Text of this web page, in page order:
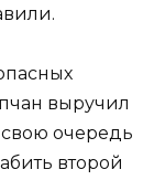
выручил
свою очередь
второй